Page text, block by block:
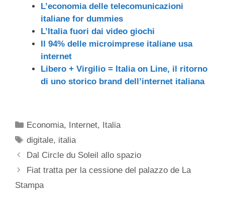
L’economia delle telecomunicazioni
italiane for dummies
L’Italia fuori dai video giochi
Il 94% delle microimprese italiane usa
internet
Libero + Virgilio = Italia on Line, il ritorno
di uno storico brand dell’internet italiana
Categorie
Economia, Internet, Italia
Tag
digitale, italia
Dal Circle du Soleil allo spazio
Fiat tratta per la cessione del palazzo de La
Stampa